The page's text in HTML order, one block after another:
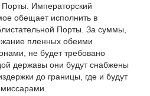
Порты. Императорский
обещает исполнить в
Порты. За суммы,
пленных обеими
не будет требовано
державы они будут снабжены
до границы, где и будут